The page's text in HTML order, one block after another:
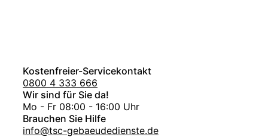
Kostenfreier-Servicekontakt
0800 4 333 666
Wir sind für Sie da!
Mo - Fr 08:00 - 16:00 Uhr
Brauchen Sie Hilfe
info@tsc-gebaeudedienste.de